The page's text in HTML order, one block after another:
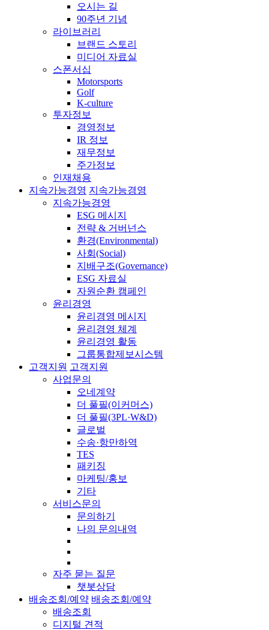
오시는 길
90주년 기념
라이브러리
브랜드 스토리
미디어 자료실
스폰서십
Motorsports
Golf
K-culture
투자정보
경영정보
IR 정보
재무정보
주가정보
인재채용
지속가능경영 지속가능경영
지속가능경영
ESG 메시지
전략 & 거버넌스
환경(Environmental)
사회(Social)
지배구조(Governance)
ESG 자료실
자원순환 캠페인
윤리경영
윤리경영 메시지
윤리경영 체계
윤리경영 활동
그룹통합제보시스템
고객지원 고객지원
사업문의
오네계약
더 풀필(이커머스)
더 풀필(3PL·W&D)
글로벌
수송·항만하역
TES
패키징
마케팅/홍보
기타
서비스문의
문의하기
나의 문의내역
자주 묻는 질문
챗봇상담
배송조회/예약 배송조회/예약
배송조회
디지털 견적